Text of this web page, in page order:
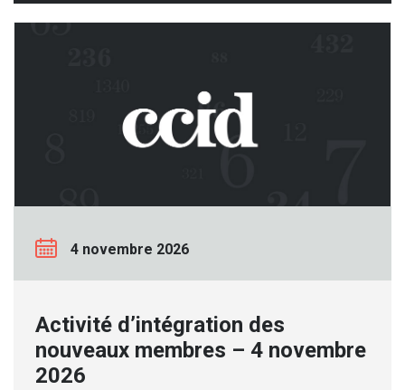
4 novembre 2026
Activité d’intégration des
nouveaux membres – 4 novembre
2026